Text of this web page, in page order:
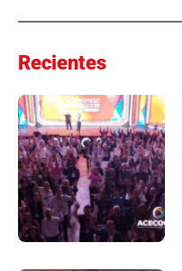
Recientes